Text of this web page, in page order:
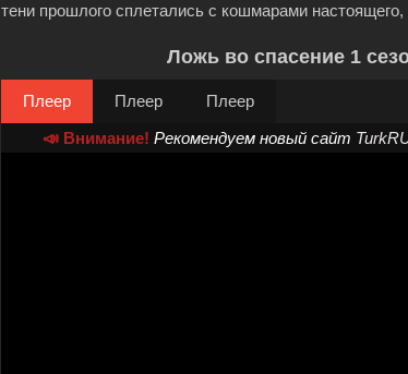
тени прошлого сплетались с кошмарами
Ложь во спасение 1
Плеер Плеер Плеер
📣 Внимание! Рекомендуем новый сайт